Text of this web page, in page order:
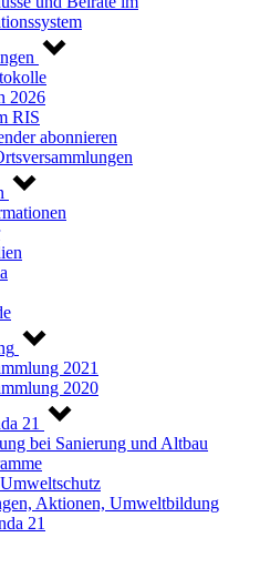
2026
RIS
abonnieren
2021
2020
21
bei Sanierung und Altbau
Aktionen, Umweltbildung
21